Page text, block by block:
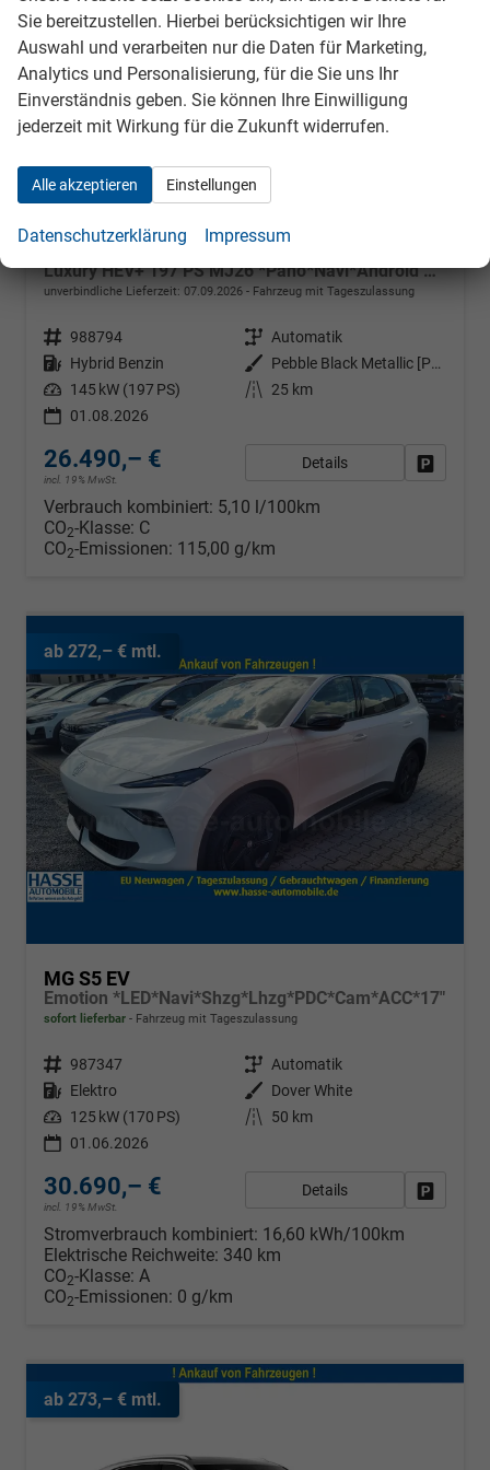
Luxury HEV+ 197 PS MJ26 *Pano*Navi*Android Auto*SHZ*360°*Kunstleder*Klimaauto*ACC
unverbindliche Lieferzeit: 07.09.2026 Fahrzeug mit Tageszulassung
Fahrzeugnr. 988794 Getriebe Automatik
Kraftstoff Hybrid Benzin Außenfarbe
Pebble Black Metallic [PBC]
Leistung 145 kW (197 PS) Kilometerstand
25 km
01.08.2026
26.490,– €
incl. 19% MwSt.
Details
Verbrauch kombiniert: 5,10 l/100km
CO2-Klasse: C
CO2-Emissionen: 115,00 g/km
ab 272,– € mtl.
MG S5 EV
Emotion *LED*Navi*Shzg*Lhzg*PDC*Cam*ACC*17"
sofort lieferbar Fahrzeug mit Tageszulassung
Fahrzeugnr. 987347 Getriebe Automatik
Kraftstoff Elektro Außenfarbe
Dover White
Leistung 125 kW (170 PS) Kilometerstand
50 km
01.06.2026
30.690,– €
incl. 19% MwSt.
Details
Stromverbrauch kombiniert: 16,60 kWh/100km
Elektrische Reichweite: 340 km
CO2-Klasse: A
CO2-Emissionen: 0 g/km
ab 273,– € mtl.
Sie bereitzustellen. Hierbei berücksichtigen wir Ihre
Auswahl und verarbeiten nur die Daten für Marketing,
Analytics und Personalisierung, für die Sie uns Ihr
Einverständnis geben. Sie können Ihre Einwilligung
jederzeit mit Wirkung für die Zukunft widerrufen.
Alle akzeptieren Einstellungen
Datenschutzerklärung Impressum